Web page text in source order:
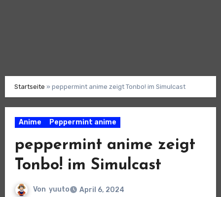
Startseite » peppermint anime zeigt Tonbo! im Simulcast
Anime Peppermint anime
peppermint anime zeigt
Tonbo! im Simulcast
Von yuuto
April 6, 2024